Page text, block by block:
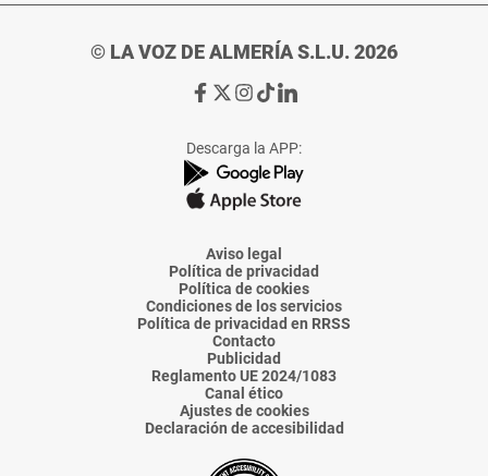
© LA VOZ DE ALMERÍA S.L.U. 2026
Ir
de
La
Voz
Almería
Ir
de
La
Voz
Almería
Ir
de
La
Voz
Almería
Ir
de
La
Voz
Almería
Ir
de
La
Voz
Descarga la APP:
Aviso legal
Política de privacidad
Política de cookies
Condiciones de los servicios
Política de privacidad en RRSS
Contacto
Publicidad
Reglamento UE 2024/1083
Canal ético
Ajustes de cookies
Declaración de accesibilidad